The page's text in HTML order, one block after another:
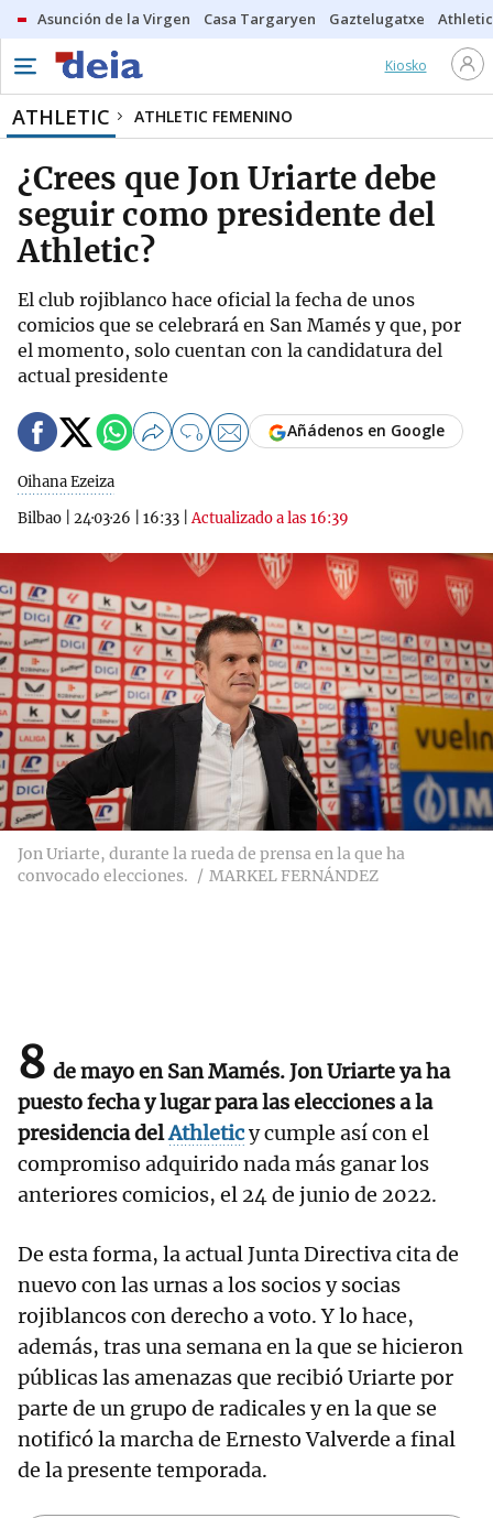
Asunción de la Virgen Casa Targaryen Gaztelugatxe Athletic
Kiosko
ATHLETIC ATHLETIC FEMENINO
¿Crees que Jon Uriarte debe
seguir como presidente del
Athletic?
El club rojiblanco hace oficial la fecha de unos
comicios que se celebrará en San Mamés y que, por
el momento, solo cuentan con la candidatura del
actual presidente
Oihana Ezeiza
Bilbao
24·03·26 16:33 |Actualizado a las 16:39
0 Añádenos en Google
Jon Uriarte, durante la rueda de prensa en la que ha
convocado elecciones.
MARKEL FERNÁNDEZ
8 de mayo en San Mamés. Jon Uriarte ya ha
puesto fecha y lugar para las elecciones a la
presidencia delAthleticy cumple así con el
compromiso adquirido nada más ganar los
anteriores comicios, el 24 de junio de 2022.
De esta forma, la actual Junta Directiva cita de
nuevo con las urnas a los socios y socias
rojiblancos con derecho a voto. Y lo hace,
además, tras una semana en la que se hicieron
públicas las amenazas que recibió Uriarte por
parte de un grupo de radicales y en la que se
notificó la marcha de Ernesto Valverde a final
de la presente temporada.